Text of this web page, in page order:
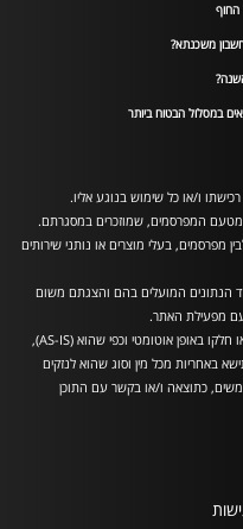
החוף
משכנתא?
מפרסמים, בעלי מוצרים או נותני שירותים
הנתונים המועלים בהם והצגתם משום
מפעילת האתר.
ככלל, מפעילת האתר רשאית להציג את התוכן הפרסומי או חלקו באופן אוטומטי וכפי שהוא (AS-IS),
באחריות מכל מין וסוג שהוא לנזקים
כתוצאה ו/או בקשר עם התוכן